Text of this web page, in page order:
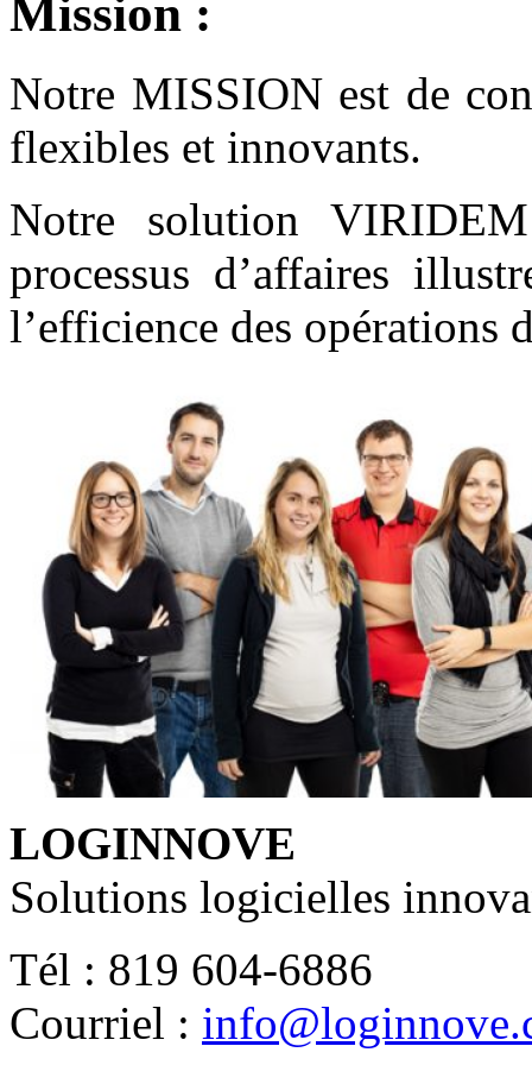
Mission :
Notre MISSION est de
flexibles et innovants.
Notre solution
processus d’affaires
l’efficience des opérations
LOGINNOVE
Solutions logicielles
Tél : 819 604-6886
Courriel :